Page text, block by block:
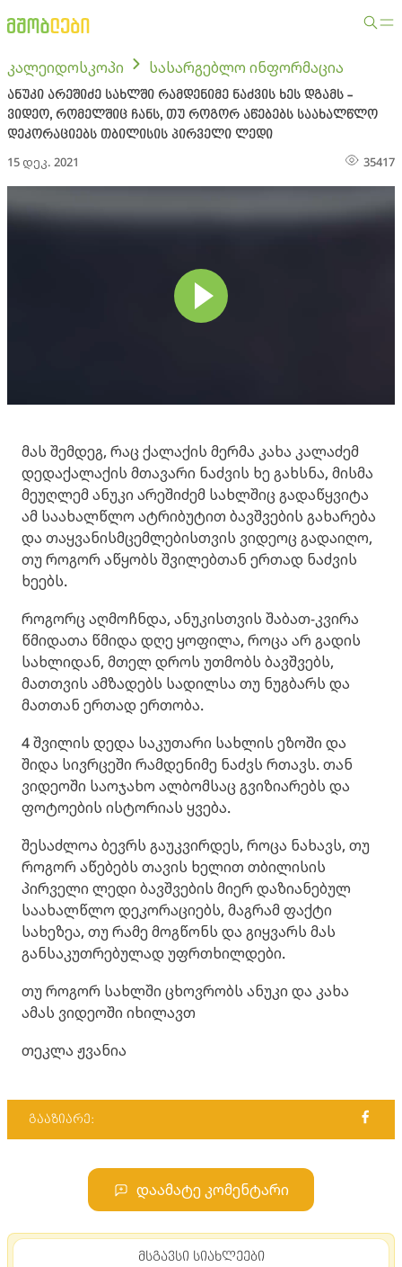
კალეიდოსკოპი სასარგებლო ინფორმაცია
ანუკი არეშიძე სახლში რამდენიმე ნაძვის ხეს დგამს -
ვიდეო, რომელშიც ჩანს, თუ როგორ აწებებს საახალწლო
დეკორაციებს თბილისის პირველი ლედი
15 დეკ. 2021 35417
მას შემდეგ, რაც ქალაქის მერმა კახა კალაძემ
დედაქალაქის მთავარი ნაძვის ხე გახსნა, მისმა
მეუღლემ ანუკი არეშიძემ სახლშიც გადაწყვიტა
ამ საახალწლო ატრიბუტით ბავშვების გახარება
და თაყვანისმცემლებისთვის ვიდეოც გადაიღო,
თუ როგორ აწყობს შვილებთან ერთად ნაძვის
ხეებს.
როგორც აღმოჩნდა, ანუკისთვის შაბათ-კვირა
წმიდათა წმიდა დღე ყოფილა, როცა არ გადის
სახლიდან, მთელ დროს უთმობს ბავშვებს,
მათთვის ამზადებს სადილსა თუ ნუგბარს და
მათთან ერთად ერთობა.
4 შვილის დედა საკუთარი სახლის ეზოში და
შიდა სივრცეში რამდენიმე ნაძვს რთავს. თან
ვიდეოში საოჯახო ალბომსაც გვიზიარებს და
ფოტოების ისტორიას ყვება.
შესაძლოა ბევრს გაუკვირდეს, როცა ნახავს, თუ
როგორ აწებებს თავის ხელით თბილისის
პირველი ლედი ბავშვების მიერ დაზიანებულ
საახალწლო დეკორაციებს, მაგრამ ფაქტი
სახეზეა, თუ რამე მოგწონს და გიყვარს მას
განსაკუთრებულად უფრთხილდები.
თუ როგორ სახლში ცხოვრობს ანუკი და კახა
ამას ვიდეოში იხილავთ
თეკლა ჟვანია
გააზიარე:
დაამატე კომენტარი
მსგავსი სიახლეები